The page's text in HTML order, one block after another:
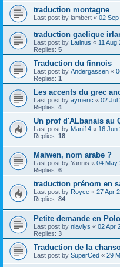
traduction montagne
Last post by lambert « 02 Sep
traduction gaelique
Last post by Latinus « 11 Aug
Replies: 5
Traduction du finnois
Last post by Andergassen «
Replies: 1
Les accents du grec
Last post by aymeric « 02 Jul
Replies: 4
Un prof d'ALbanais au
Last post by Mani14 « 16 Jun
Replies: 18
Maiwen, nom arabe ?
Last post by Yannis « 04 May
Replies: 6
traduction prénom en
Last post by Royce « 27 Apr
Replies: 84
Petite demande en
Last post by niavlys « 02 Apr
Replies: 3
Traduction de la
Last post by SuperCed « 29